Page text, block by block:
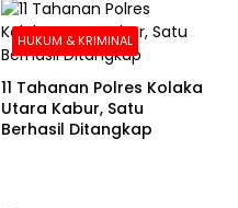
HUKUM & KRIMINAL
11 Tahanan Polres Kolaka
Utara Kabur, Satu
Berhasil Ditangkap